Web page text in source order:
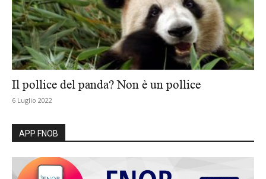
Il pollice del panda? Non è un pollice
6 Luglio 2022
APP FNOB